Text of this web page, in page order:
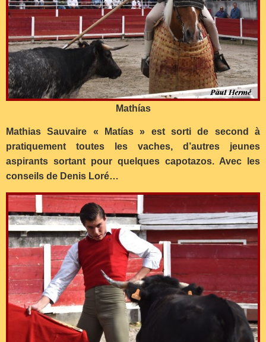
Mathías
Mathias Sauvaire « Matías » est sorti de second à
pratiquement toutes les vaches, d’autres jeunes
aspirants sortant pour quelques capotazos. Avec les
conseils de Denis Loré…